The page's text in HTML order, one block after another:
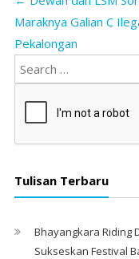
Maraknya Galian C
Pekalongan
Tulisan Terbaru
Bhayangkara Riding
Sukseskan Festival